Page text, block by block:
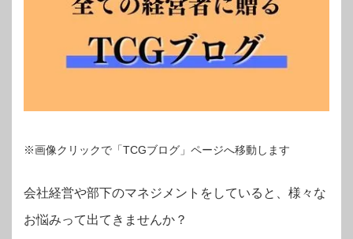
※画像クリックで「TCGブログ」ページへ移動します
会社経営や部下のマネジメントをしていると、様々な
お悩みって出てきませんか？